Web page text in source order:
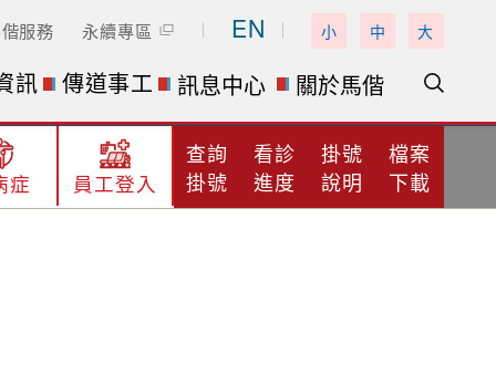
服務 永續專區 EN 小 中 大
訊 傳道事工 訊息中心 關於馬偕
症 員工登入
查詢
掛號
看診
進度
掛號
說明
檔案
下載